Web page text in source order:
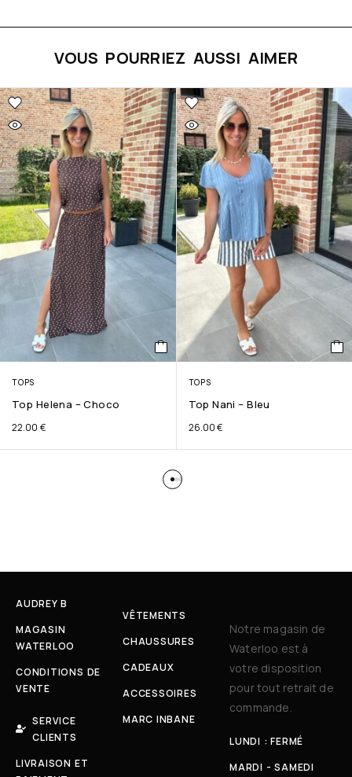
VOUS POURRIEZ AUSSI AIMER
TOPS
Top Helena – Choco
22.00 €
TOPS
Top Nani – Bleu
26.00€
AUDREY B
MAGASIN
WATERLOO
CONDITIONS DE
VENTE
SERVICE
CLIENTS
LIVRAISON ET
VÊTEMENTS
CHAUSSURES
CADEAUX
ACCESSOIRES
MARC INBANE
Notre magasin de
Waterloo est à
votre disposition
pour tout retrait de
commande.
LUNDI : FERMÉ
MARDI - SAMEDI